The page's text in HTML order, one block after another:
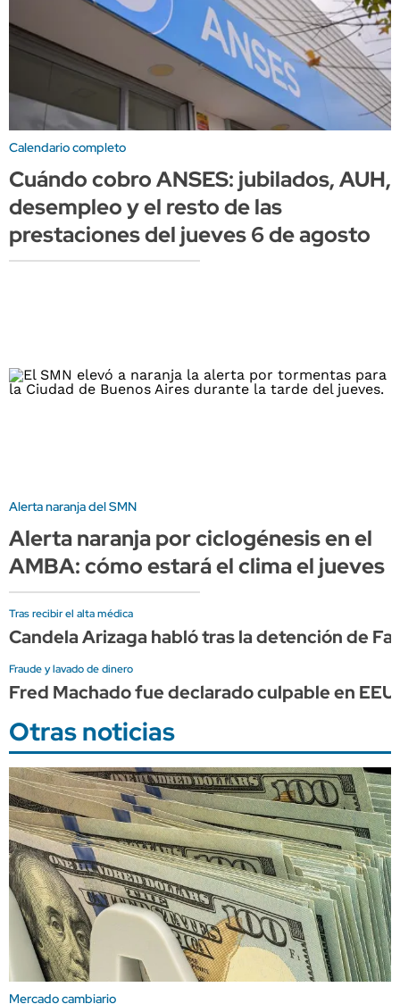
Calendario completo
Cuándo cobro ANSES: jubilados, AUH,
desempleo y el resto de las
prestaciones del jueves 6 de agosto
Alerta naranja del SMN
Alerta naranja por ciclogénesis en el
AMBA: cómo estará el clima el jueves
Tras recibir el alta médica
Candela Arizaga habló tras la detención de
Fraude y lavado de dinero
Fred Machado fue declarado culpable en
Otras noticias
Mercado cambiario